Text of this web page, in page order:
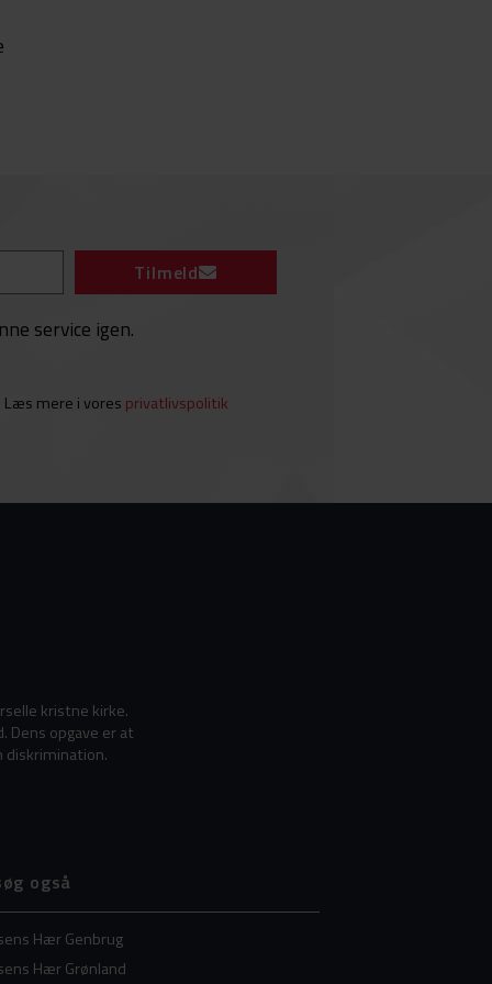
Tilmeld
service igen.
mere i vores privatlivspolitik
kristne kirke.
Dens opgave er at
diskrimination.
også
Hær Genbrug
Hær Grønland